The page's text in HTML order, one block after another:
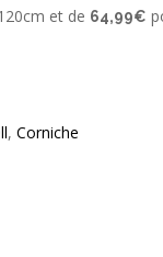
et de 64,99€
, Corniche